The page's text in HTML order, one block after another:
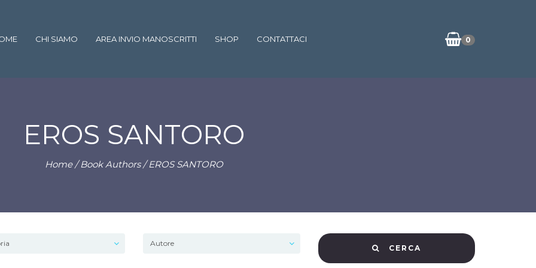
0
CHI SIAMO AREA INVIO MANOSCRITTI SHOP CONTATTACI
EROS SANTORO
Home/ Book Authors / EROS SANTORO
CERCA